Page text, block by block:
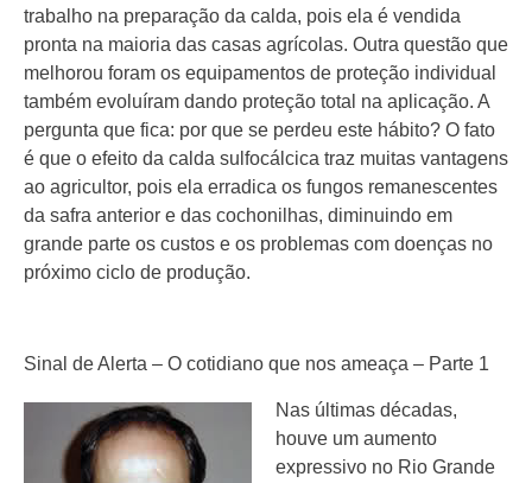
trabalho na preparação da calda, pois ela é vendida
pronta na maioria das casas agrícolas. Outra questão que
melhorou foram os equipamentos de proteção individual
também evoluíram dando proteção total na aplicação. A
pergunta que fica: por que se perdeu este hábito? O fato
é que o efeito da calda sulfocálcica traz muitas vantagens
ao agricultor, pois ela erradica os fungos remanescentes
da safra anterior e das cochonilhas, diminuindo em
grande parte os custos e os problemas com doenças no
próximo ciclo de produção.
Sinal de Alerta – O cotidiano que nos ameaça – Parte 1
Nas últimas décadas,
houve um aumento
expressivo no Rio Grande